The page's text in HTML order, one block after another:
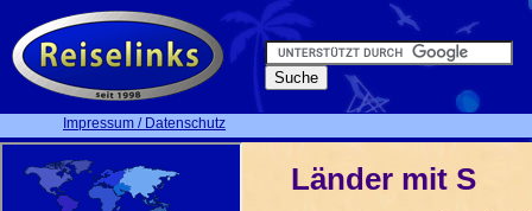
Impressum / Datenschutz
Länder mit S